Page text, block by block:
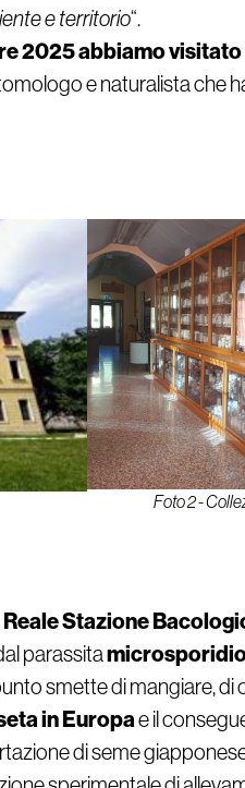
e territorio“.
2025 abbiamo
e naturalista che
Foto 2 -
Reale Stazione
parassita
smette di mangiare, di
in Europae il
di seme